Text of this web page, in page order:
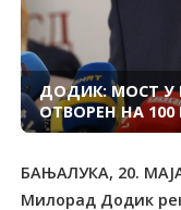
ДОДИК: МОСТ У
ОТВОРЕН НА
БАЊАЛУКА, 20.
Милорад Додик